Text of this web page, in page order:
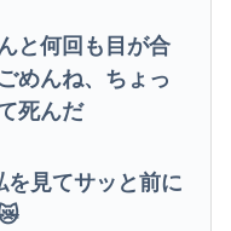
と何回も目が合
めんね、ちょっ
死んだ
見てサッと前に